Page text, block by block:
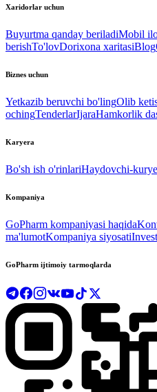
Xaridorlar uchun
Buyurtma qanday beriladiMobil
berishTo'lovDorixona xaritasiBlog
Biznes uchun
Yetkazib beruvchi bo'lingOlib
ochingTenderlarIjaraHamkorlik
Karyera
Bo'sh ish o'rinlariHaydovchi-
Kompaniya
GoPharm kompaniyasi haqida
ma'lumotKompaniya siyosati
GoPharm ijtimoiy tarmoqlarda